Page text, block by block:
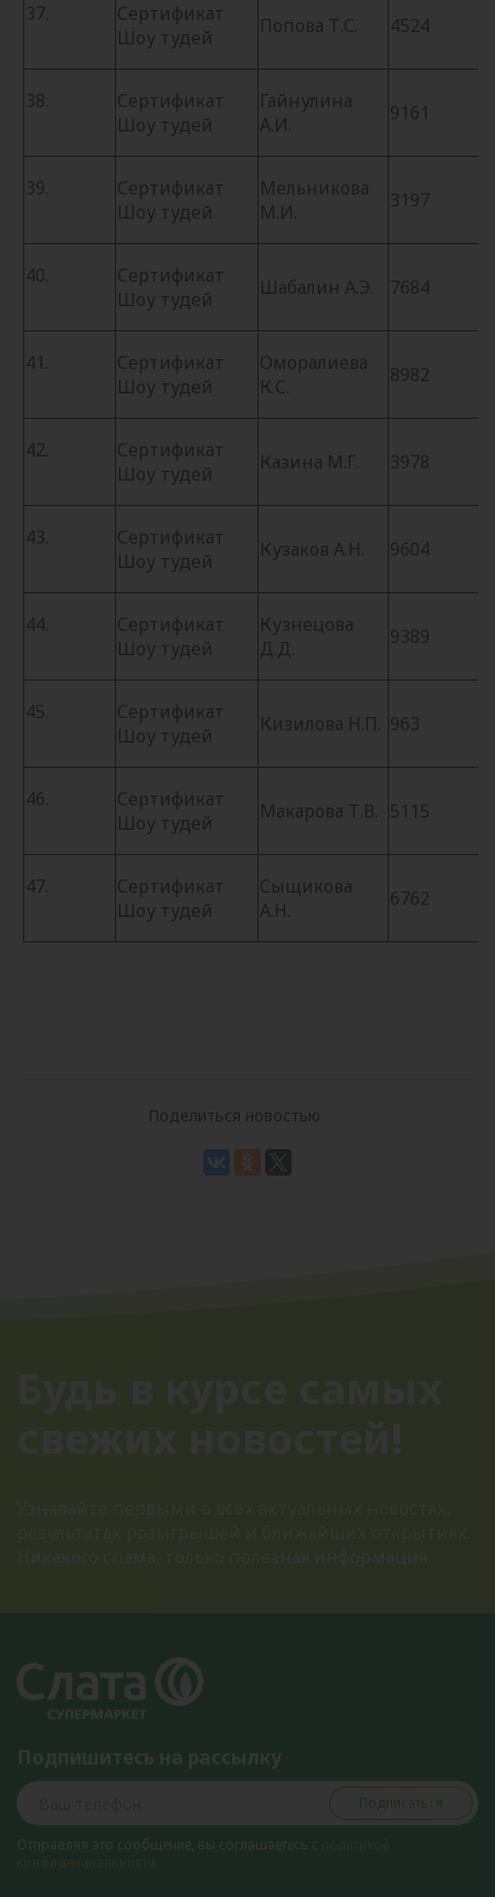
37.
Сертификат
Шоу тудей
Попова Т.С. 4524
38.
Сертификат
Шоу тудей
Гайнулина
А.И.
9161
39.
Сертификат
Шоу тудей
Мельникова
М.И.
3197
40.
Сертификат
Шоу тудей
Шабалин А.Э. 7684
41.
Сертификат
Шоу тудей
Оморалиева
К.С.
8982
42.
Сертификат
Шоу тудей
Казина М.Г. 3978
43.
Сертификат
Шоу тудей
Кузаков А.Н. 9604
44.
Сертификат
Шоу тудей
Кузнецова
Д.Д.
9389
45.
Сертификат
Шоу тудей
Кизилова Н.П. 963
46.
Сертификат
Шоу тудей
Макарова Т.В. 5115
47.
Сертификат
Шоу тудей
Сыщикова
А.Н.
6762
Поделиться новостью
Подпишитесь на рассылку
Подписаться
Отправляя это сообщение, вы соглашаетесь с